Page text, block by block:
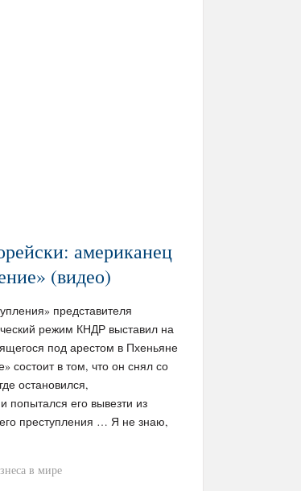
американец
(видео)
представителя
режим КНДР выставил на
под арестом в Пхеньяне
состоит в том, что он снял со
остановился,
попытался его вывезти из
преступления … Я не знаю,
в мире